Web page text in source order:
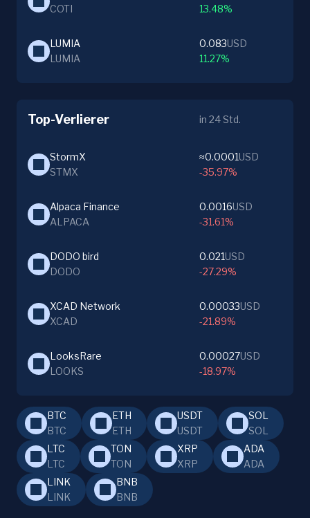
COTI
13.48%
LUMIA
LUMIA
0.083USD
11.27%
Top-Verlierer in 24 Std.
StormX
STMX
≈0.0001USD
-35.97%
Alpaca Finance
ALPACA
0.0016USD
-31.61%
DODO bird
DODO
0.021USD
-27.29%
XCAD Network
XCAD
0.00033USD
-21.89%
LooksRare
LOOKS
0.00027USD
-18.97%
BTC
BTC
ETH
ETH
USDT
USDT
SOL
SOL
LTC
LTC
TON
TON
XRP
XRP
ADA
ADA
LINK
LINK
BNB
BNB